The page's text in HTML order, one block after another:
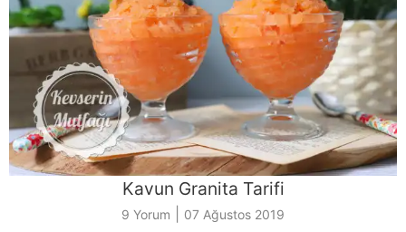
Kavun Granita Tarifi
9 Yorum 07 Ağustos 2019